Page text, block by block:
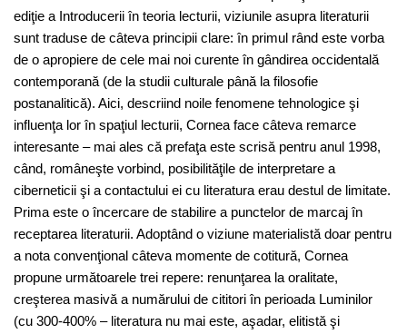
ediţie a Introducerii în teoria lecturii, viziunile asupra literaturii
sunt traduse de câteva principii clare: în primul rând este vorba
de o apropiere de cele mai noi curente în gândirea occidentală
contemporană (de la studii culturale până la filosofie
postanalitică). Aici, descriind noile fenomene tehnologice şi
influenţa lor în spaţiul lecturii, Cornea face câteva remarce
interesante – mai ales că prefaţa este scrisă pentru anul 1998,
când, româneşte vorbind, posibilităţile de interpretare a
ciberneticii şi a contactului ei cu literatura erau destul de limitate.
Prima este o încercare de stabilire a punctelor de marcaj în
receptarea literaturii. Adoptând o viziune materialistă doar pentru
a nota convenţional câteva momente de cotitură, Cornea
propune următoarele trei repere: renunţarea la oralitate,
creşterea masivă a numărului de cititori în perioada Luminilor
(cu 300-400% – literatura nu mai este, aşadar, elitistă şi